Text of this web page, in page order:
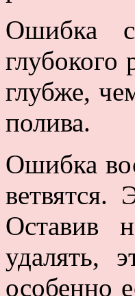
Ошибка
глубокого
глубже,
полива.
Ошибка
ветвятся.
Оставив
удалять,
особенно